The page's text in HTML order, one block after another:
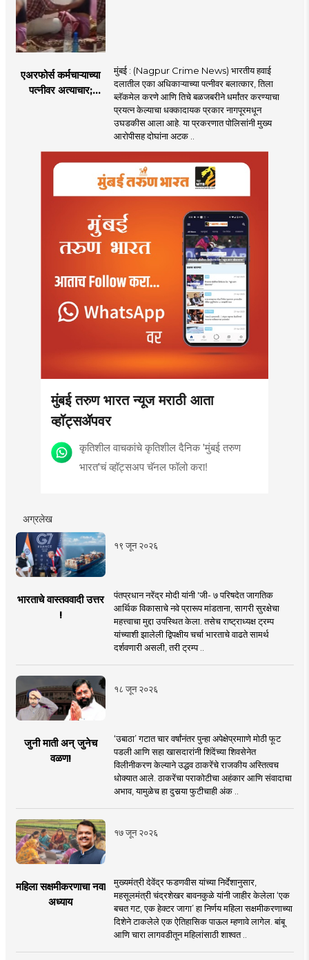
एअरफोर्स कर्मचाऱ्याच्या
पत्नीवर अत्याचार;
मुंबई : (Nagpur Crime News) भारतीय हवाई
दलातील एका अधिकाऱ्याच्या पत्नीवर बलात्कार, तिला
ब्लॅकमेल करणे आणि तिचे बळजबरीने धर्मांतर करण्याचा
प्रयत्न केल्याचा धक्कादायक प्रकार नागपूरमधून
उघडकीस आला आहे. या प्रकरणात पोलिसांनी मुख्य
आरोपीसह दोघांना अटक ..
मुंबई तरुण भारत न्यूज मराठी आता
व्हॉट्सॲपवर
कृतिशील वाचकांचे कृतिशील दैनिक 'मुंबई तरुण
भारत'चं व्हॉट्सअप चॅनल फॉलो करा!
अग्रलेख
१९ जून २०२६
भारताचे वास्तववादी उत्तर
!
पंतप्रधान नरेंद्र मोदी यांनी 'जी- ७ परिषदेत जागतिक
आर्थिक विकासाचे नवे प्रारूप मांडताना, सागरी सुरक्षेचा
महत्त्वाचा मुद्दा उपस्थित केला. तसेच राष्ट्राध्यक्ष ट्रम्प
यांच्याशी झालेली द्विपक्षीय चर्चा भारताचे वाढते सामर्थ
दर्शवणारी असली, तरी ट्रम्प ..
१८ जून २०२६
जुनी माती अन् जुनेच
वळण!
‘उबाठा’ गटात चार वर्षांनंतर पुन्हा अपेक्षेप्रमााणे मोठी फूट
पडली आणि सहा खासदारांनी शिंदेंच्या शिवसेनेत
विलीनीकरण केल्याने उद्धव ठाकरेंचे राजकीय अस्तित्वच
धोक्यात आले. ठाकरेंचा पराकोटीचा अहंकार आणि संवादाचा
अभाव, यामुळेच हा दुसर्‍या फुटीचाही अंक ..
१७ जून २०२६
महिला सक्षमीकरणाचा नवा
अध्याय
मुख्यमंत्री देवेंद्र फडणवीस यांच्या निर्देशानुसार,
महसूलमंत्री चंद्रशेखर बावनकुळे यांनी जाहीर केलेला ‘एक
बचत गट, एक हेक्टर जागा’ हा निर्णय महिला सक्षमीकरणाच्या
दिशेने टाकलेले एक ऐतिहासिक पाऊल म्हणावे लागेल. बांबू
आणि चारा लागवडीतून महिलांसाठी शाश्वत ..